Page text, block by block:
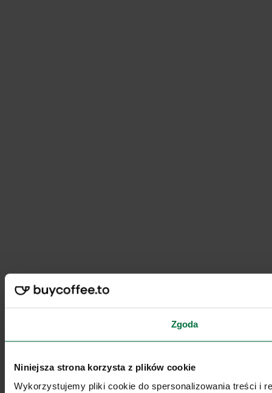
Zgoda
Niniejsza strona korzysta z plików cookie
Wykorzystujemy pliki cookie do spersonalizowania treści i